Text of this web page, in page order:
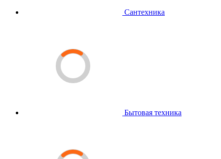
Сантехника
Бытовая техника